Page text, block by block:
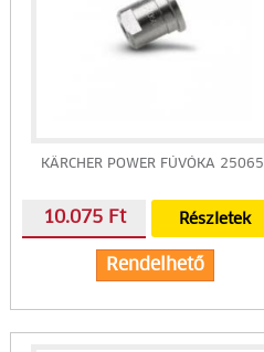
KÄRCHER POWER FÚVÓKA 25065
10.075 Ft Részletek
Rendelhető